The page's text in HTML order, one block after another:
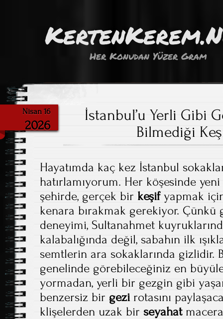
Her Konudan Yüzer Gram
Nisan 16
2026
İstanbul’u Yerli Gibi
Bilmediği
Hayatımda kaç kez İstanbul
hatırlamıyorum. Her köşesinde
şehirde, gerçek bir keşifyapmak
kenara bırakmak gerekiyor.
deneyimi, Sultanahmet
kalabalığında değil, sabahın ilk
semtlerin ara sokaklarında gizlidir.
genelinde görebileceğiniz en
yormadan, yerli bir gezgin gibi
benzersiz bir gezi rotasını
klişelerden uzak bir seyahat